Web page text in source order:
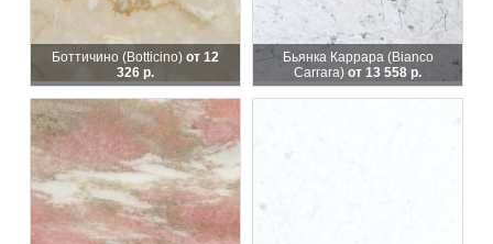
Боттичино (Botticino) от 12
326 р.
Бьянка Каррара (Bianco
Carrara) от 13 558 р.